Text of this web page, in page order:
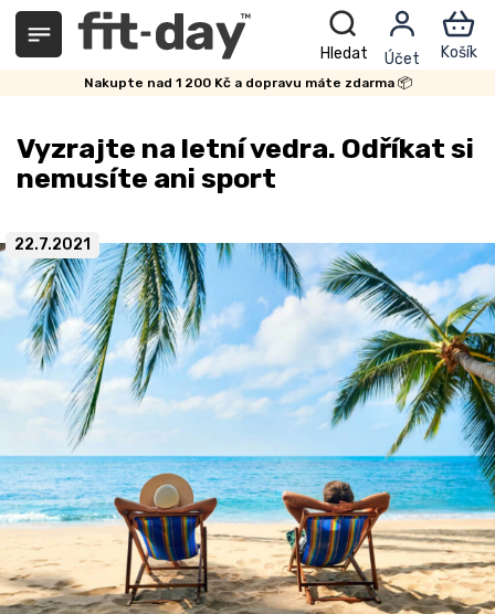
Přejít
obsah
Nakupte nad 1 200 Kč a dopravu máte zdarma 📦
Vyzrajte na letní vedra. Odříkat si
nemusíte ani sport
22.7.2021